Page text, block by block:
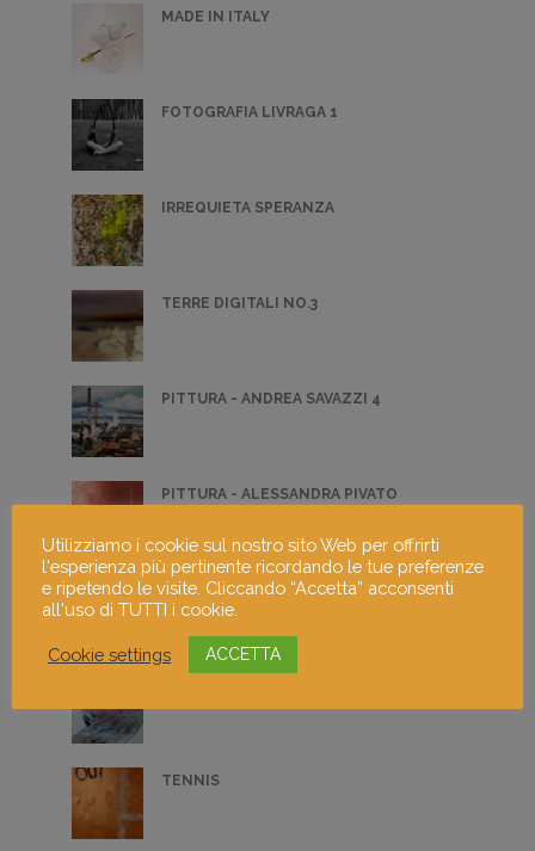
MADE IN ITALY
FOTOGRAFIA LIVRAGA 1
IRREQUIETA SPERANZA
TERRE DIGITALI NO.3
PITTURA - ANDREA SAVAZZI 4
PITTURA - ALESSANDRA PIVATO
PITTURA - GABRIELLA LUPO 1
TENNIS
Utilizziamo i cookie sul nostro sito Web per offrirti
l'esperienza più pertinente ricordando le tue preferenze
e ripetendo le visite. Cliccando “Accetta” acconsenti
all'uso di TUTTI i cookie.
Cookie settings ACCETTA